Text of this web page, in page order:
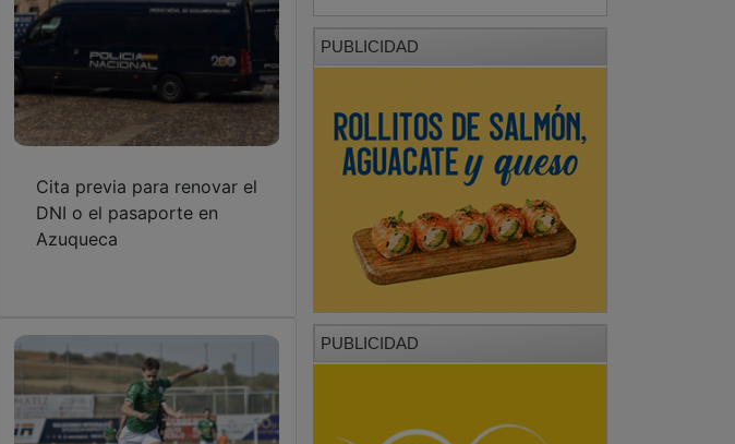
Cita previa para renovar el
DNI o el pasaporte en
Azuqueca
PUBLICIDAD
PUBLICIDAD